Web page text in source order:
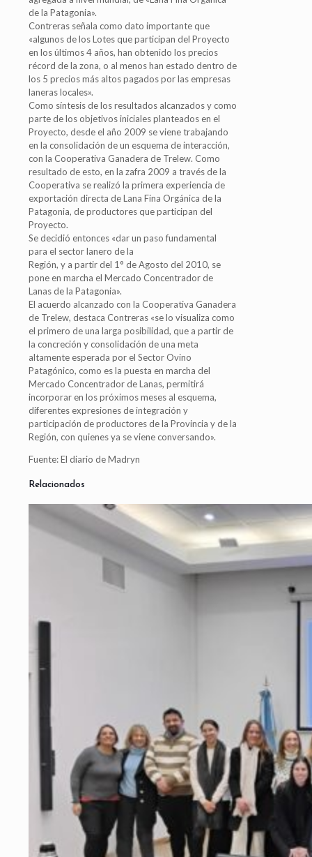
de la Patagonia».
Contreras señala como dato importante que
«algunos de los Lotes que participan del Proyecto
en los últimos 4 años, han obtenido los precios
récord de la zona, o al menos han estado dentro de
los 5 precios más altos pagados por las empresas
laneras locales».
Como síntesis de los resultados alcanzados y como
parte de los objetivos iniciales planteados en el
Proyecto, desde el año 2009 se viene trabajando
en la consolidación de un esquema de interacción,
con la Cooperativa Ganadera de Trelew. Como
resultado de esto, en la zafra 2009 a través de la
Cooperativa se realizó la primera experiencia de
exportación directa de Lana Fina Orgánica de la
Patagonia, de productores que participan del
Proyecto.
Se decidió entonces «dar un paso fundamental
para el sector lanero de la
Región, y a partir del 1° de Agosto del 2010, se
pone en marcha el Mercado Concentrador de
Lanas de la Patagonia».
El acuerdo alcanzado con la Cooperativa Ganadera
de Trelew, destaca Contreras «se lo visualiza como
el primero de una larga posibilidad, que a partir de
la concreción y consolidación de una meta
altamente esperada por el Sector Ovino
Patagónico, como es la puesta en marcha del
Mercado Concentrador de Lanas, permitirá
incorporar en los próximos meses al esquema,
diferentes expresiones de integración y
participación de productores de la Provincia y de la
Región, con quienes ya se viene conversando».
Fuente: El diario de Madryn
Relacionados